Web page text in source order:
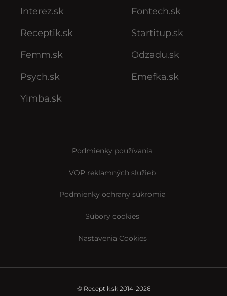
Interez.sk
Receptik.sk
Femm.sk
Psych.sk
Yimba.sk
Fontech.sk
Startitup.sk
Odzadu.sk
Emefka.sk
Podmienky používania
VOP reklamných služieb
Podmienky ochrany súkromia
Súbory cookies
Nastavenia Cookies
© Receptik.sk 2014-2026